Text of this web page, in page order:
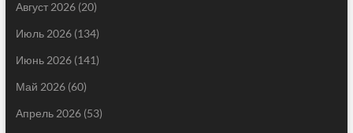
Август 2026(20)
Июль 2026(134)
Июнь 2026(141)
Май 2026(60)
Апрель 2026(53)